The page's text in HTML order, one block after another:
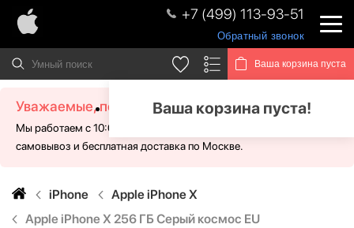
+7 (499) 113-93-51
Обратный звонок
Ваша корзина пуста
Ваша корзина пуста!
Уважаемые, посетители!
Мы работаем с 10:00 - 21:00 без выходных. Для Вас доступен
самовывоз и бесплатная доставка по Москве.
iPhone
Apple iPhone X
Apple iPhone X 256 ГБ Серый космос EU